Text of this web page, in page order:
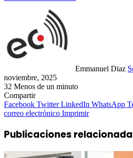
Emmanuel Diaz
noviembre, 2025
32 Menos de un minuto
Compartir
Facebook Twitter LinkedIn WhatsApp
correo electrónico Imprimir
Publicaciones